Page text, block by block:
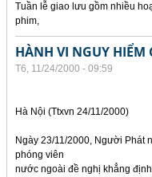
Tuần lễ giao lưu gồm nhiều
phim,
HÀNH VI NGUY HIỂM
T6, 11/24/2000 - 09:59
Hà Nội (Ttxvn 24/11/2000)
Ngày 23/11/2000, Người Phát
phóng viên
nước ngoài đề nghị khẳng